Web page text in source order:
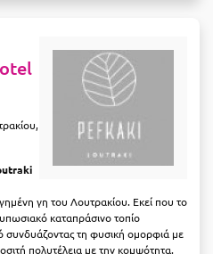
γη του Λουτρακίου. Εκεί που το
καταπράσινο τοπίο
συνδυάζοντας τη φυσική ομορφιά με
πολυτέλεια με την κομψότητα.